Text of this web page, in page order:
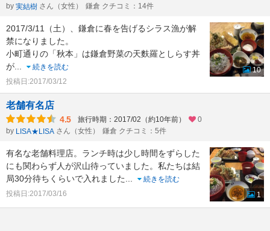
by 実結樹 さん（女性） 鎌倉 クチコミ：14件
2017/3/11（土）、鎌倉に春を告げるシラス漁が解
禁になりました。
小町通りの「秋本」は鎌倉野菜の天麩羅としらす丼
が...
続きを読む
投稿日:2017/03/12
10
老舗有名店
4.5 旅行時期：2017/02（約10年前）
0
by LISA★LISA さん（女性） 鎌倉 クチコミ：5件
有名な老舗料理店。ランチ時は少し時間をずらした
にも関わらず人が沢山待っていました。私たちは結
局30分待ちくらいで入れました...
続きを読む
投稿日:2017/03/16
1